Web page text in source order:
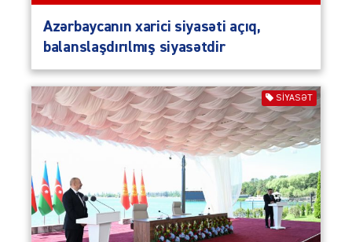
Azərbaycanın xarici siyasəti açıq,
balanslaşdırılmış siyasətdir
SIYASƏT